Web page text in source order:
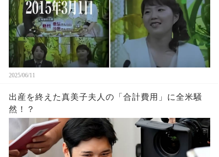
2025/06/11
出産を終えた真美子夫人の「合計費用」に全米騒
然！？